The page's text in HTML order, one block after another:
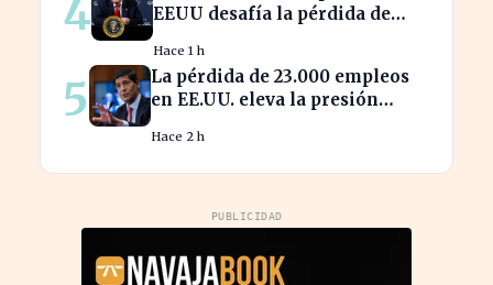
4
EEUU desafía la pérdida de
Hace 1 h
5
La pérdida de 23.000 empleos
en EE.UU. eleva la presión
Hace 2 h
PUBLICIDAD